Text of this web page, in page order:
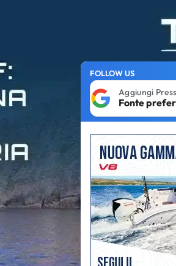
FOLLOW US
Aggiungi
Fonte